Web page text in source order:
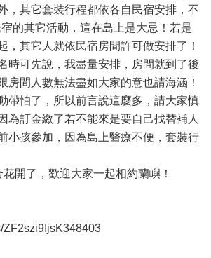
，其它套裝行程都依各自民宿安排，不
的其它活動，這在島上是大忌！若是
，其它人就依民宿房間許可做安排了！
時可先說，我盡量安排，房間就到了後
房間人數無法盡如大家的意也請海涵！
帶怕了，所以前言說這麼多，請大家慎
為訂金繳了若不能來是要自己找替補人
小孩參加，因為島上醫療不便，套裝行
開了，歡迎大家一起相約蘭嶼！
ZF2szi9IjsK348403